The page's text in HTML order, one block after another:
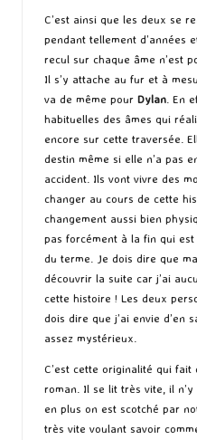
C’est ainsi que les deux se
pendant tellement d’années
recul sur chaque âme n’est
Il s’y attache au fur et à
va de même pour Dylan. En
habituelles des âmes qui
encore sur cette traversée.
destin même si elle n’a pas
accident. Ils vont vivre des
changer au cours de cette
changement aussi bien
pas forcément à la fin qui
du terme. Je dois dire que
découvrir la suite car j’ai
cette histoire ! Les deux
dois dire que j’ai envie d’en
assez mystérieux.
C’est cette originalité qui
roman. Il se lit très vite, il
en plus on est scotché par
très vite voulant savoir